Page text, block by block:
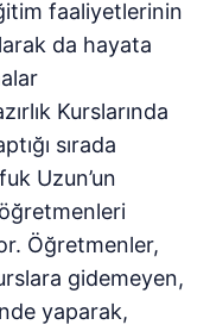
faaliyetlerinin
da hayata
Kurslarında
sırada
Uzun’un
Öğretmenler,
gidemeyen,
yaparak,